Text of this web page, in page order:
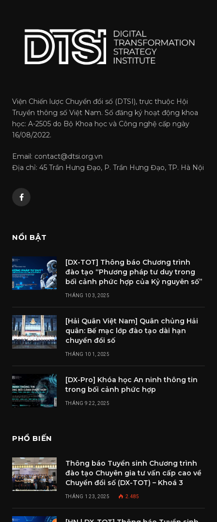
Viện Chiến lược Chuyển đổi số (DTSI), trực thuộc Hội
Truyền thông số Việt Nam. Số đăng ký hoạt động khoa
học: A-2505 do Bộ Khoa học và Công nghệ cấp ngày
16/08/2022.
Email: contact@dtsi.org.vn
Địa chỉ: 45 Trần Hưng Đạo, P. Trần Hưng Đạo, TP. Hà Nội
Facebook
NỔI BẬT
[DX-TOT] Thông báo Chương trình
đào tạo “Phương pháp tư duy trong
bối cảnh phức hợp của Kỷ nguyên số”
THÁNG 10 3, 2025
[Hải Quân Việt Nam] Quân chủng Hải
quân: Bế mạc lớp đào tạo dài hạn
chuyển đổi số
THÁNG 10 1, 2025
[DX-Pro] Khóa học An ninh thông tin
trong bối cảnh phức hợp
THÁNG 9 22, 2025
PHỔ BIẾN
Thông báo Tuyển sinh Chương trình
đào tạo Chuyên gia tư vấn cấp cao về
Chuyển đổi số (DX-TOT) – Khoá 3
THÁNG 1 23, 2025 2.485